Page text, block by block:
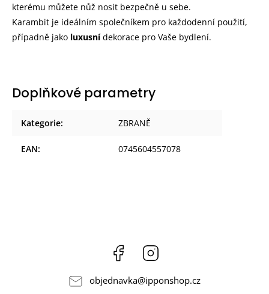
kterému můžete nůž nosit bezpečně u sebe.
Karambit je ideálním společníkem pro každodenní použití,
případně jako luxusnídekorace pro Vaše bydlení.
Doplňkové parametry
Kategorie: ZBRANĚ
EAN: 0745604557078
Facebook
objednavka@ipponshop.cz